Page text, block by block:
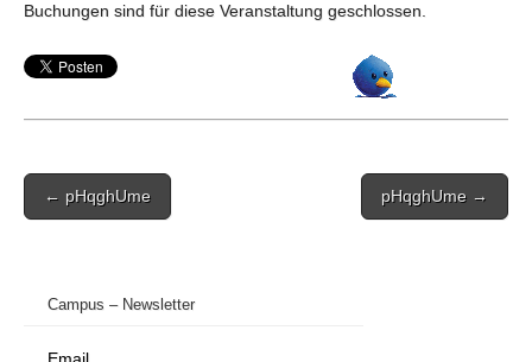
Buchungen sind für diese Veranstaltung geschlossen.
Post
navigation
← pHqghUme pHqghUme →
Campus – Newsletter